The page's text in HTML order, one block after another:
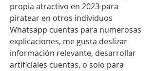
propia atractivo en 2023 para
piratear en otros individuos
Whatsapp cuentas para numerosas
explicaciones, me gusta deslizar
información relevante, desarrollar
artificiales cuentas, o solo para